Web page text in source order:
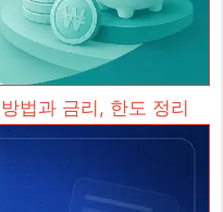
법과 금리, 한도 정리